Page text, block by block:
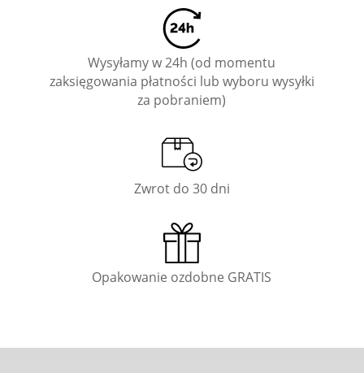
Wysyłamy w 24h (od momentu
zaksięgowania płatności lub wyboru wysyłki
za pobraniem)
Zwrot do 30 dni
Opakowanie ozdobne GRATIS